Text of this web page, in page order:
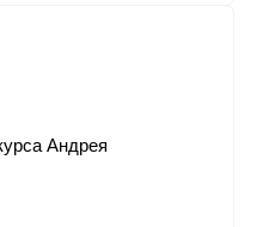
Андрея